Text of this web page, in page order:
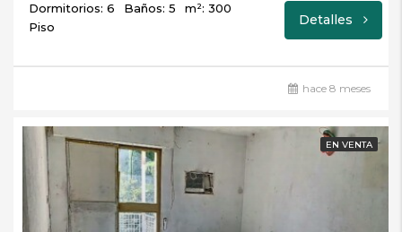
Dormitorios: 6 Baños: 5
m²: 300
Piso
Detalles
hace 8 meses
EN VENTA